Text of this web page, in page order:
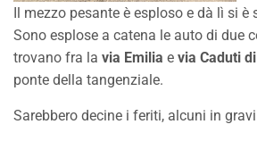
Il mezzo pesante è esploso e dà lì si è
Sono esplose a catena le auto di due
trovano fra la via Emilia e via Caduti
ponte della tangenziale.
Sarebbero decine i feriti, alcuni in